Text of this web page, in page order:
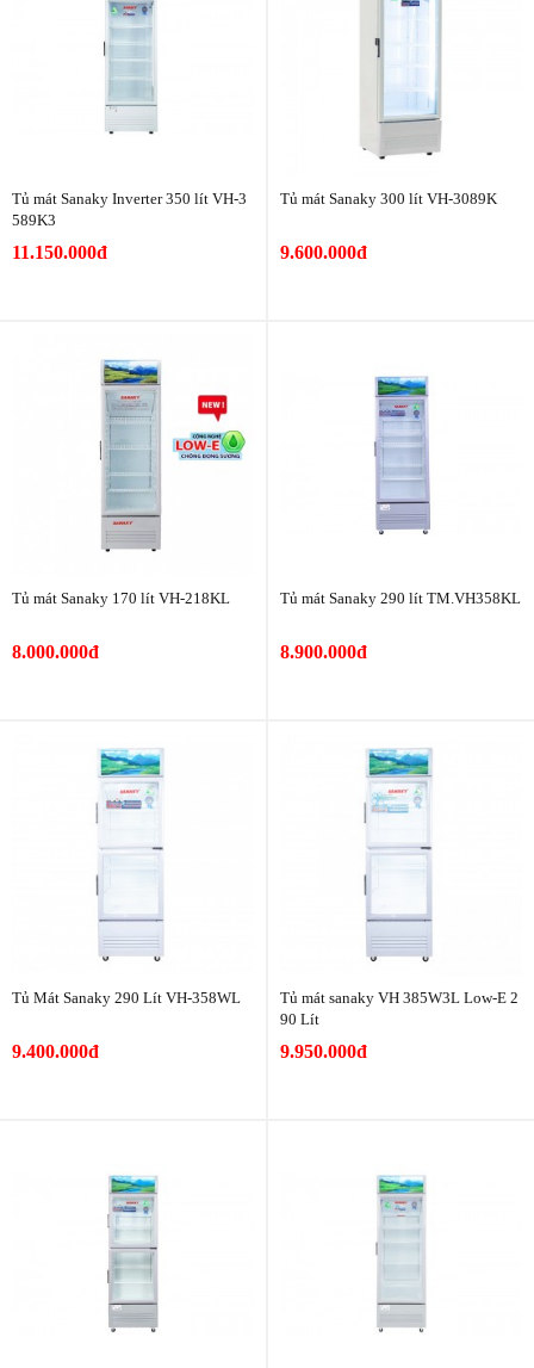
Tủ mát Sanaky Inverter 350 lít VH-3
589K3
11.150.000đ
Tủ mát Sanaky 300 lít VH-3089K
9.600.000đ
Tủ mát Sanaky 170 lít VH-218KL
8.000.000đ
Tủ mát Sanaky 290 lít TM.VH358KL
8.900.000đ
Tủ Mát Sanaky 290 Lít VH-358WL
9.400.000đ
Tủ mát sanaky VH 385W3L Low-E 2
90 Lít
9.950.000đ